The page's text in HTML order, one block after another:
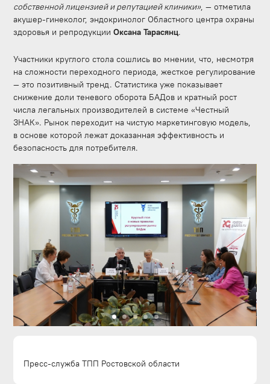
собственной лицензией и репутацией клиники», — отметила
акушер-гинеколог, эндокринолог Областного центра охраны
здоровья и репродукцииОксана Тарасянц.
Участники круглого стола сошлись во мнении, что, несмотря
на сложности переходного периода, жесткое регулирование
— это позитивный тренд. Статистика уже показывает
снижение доли теневого оборота БАДов и кратный рост
числа легальных производителей в системе «Честный
ЗНАК». Рынок переходит на чистую маркетинговую модель,
в основе которой лежат доказанная эффективность и
безопасность для потребителя.
Пресс-служба ТПП Ростовской области